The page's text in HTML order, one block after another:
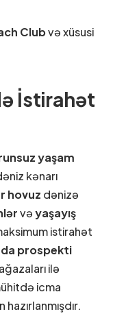
Clubvə xüsusi
İstirahət
yaşam
kənarı
hovuz dənizə
vəyaşayış
istirahət
prospekti
ilə
icma